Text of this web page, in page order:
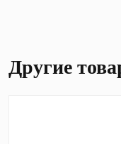
Другие